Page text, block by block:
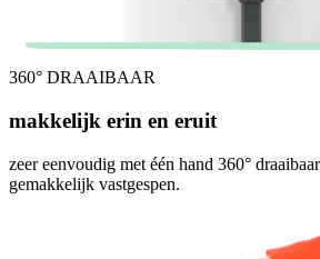
360° DRAAIBAAR
makkelijk erin en eruit
zeer eenvoudig met één hand 360°
gemakkelijk vastgespen.